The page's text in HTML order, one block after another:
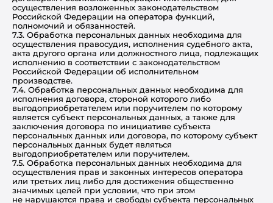
осуществления возложенных законодательством
Российской Федерации на оператора функций,
полномочий и обязанностей.
7.3. Обработка персональных данных необходима для
осуществления правосудия, исполнения судебного акта,
акта другого органа или должностного лица, подлежащих
исполнению в соответствии с законодательством
Российской Федерации об исполнительном
производстве.
7.4. Обработка персональных данных необходима для
исполнения договора, стороной которого либо
выгодоприобретателем или поручителем по которому
является субъект персональных данных, а также для
заключения договора по инициативе субъекта
персональных данных или договора, по которому субъект
персональных данных будет являться
выгодоприобретателем или поручителем.
7.5. Обработка персональных данных необходима для
осуществления прав и законных интересов оператора
или третьих лиц либо для достижения общественно
значимых целей при условии, что при этом
не нарушаются права и свободы субъекта персональных